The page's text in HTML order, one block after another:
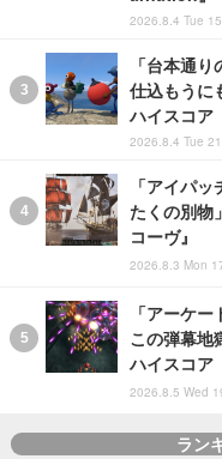
2026.8.4 Tue
「台本通
仕込もうに
ハイスコア
2026.8.4 Tue
「アイパ
たくの別物
コーヴ』
2026.8.3 Mon
「アーケ
この弾幕地
ハイスコア
2026.8.5 Wed
ラン